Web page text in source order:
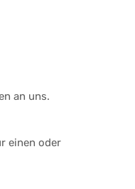
an uns.
einen oder